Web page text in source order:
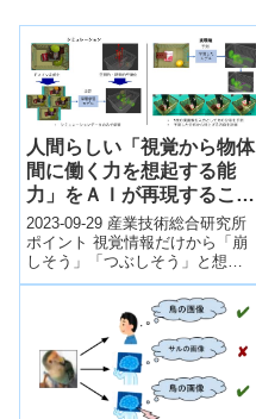
人間らしい「視覚から物体
間に働く力を想起する能
力」をＡＩが再現すること
に成功 ～安価なセンサー
によりロボットの丁寧な物
体操作を実現～
2023-09-29 産業技術総合研究所
ポイント 視覚情報だけから「崩
しそう」「つぶしそう」と想像
する力をAIが獲得 物体を「壊さ
ないよう」人間らしい推論に基